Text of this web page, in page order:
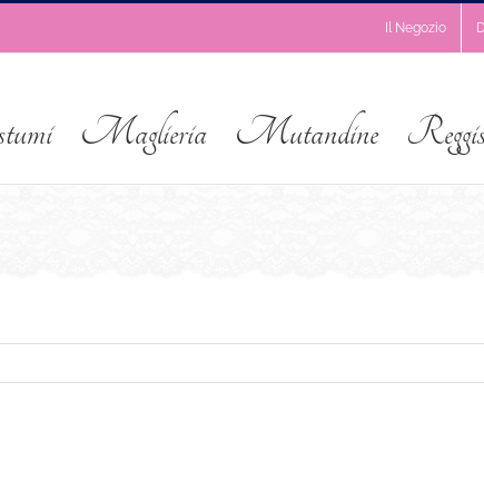
Il Negozio
Maglieria Mutandine